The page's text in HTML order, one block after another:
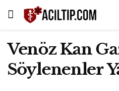
Venöz Kan
Söylenenler